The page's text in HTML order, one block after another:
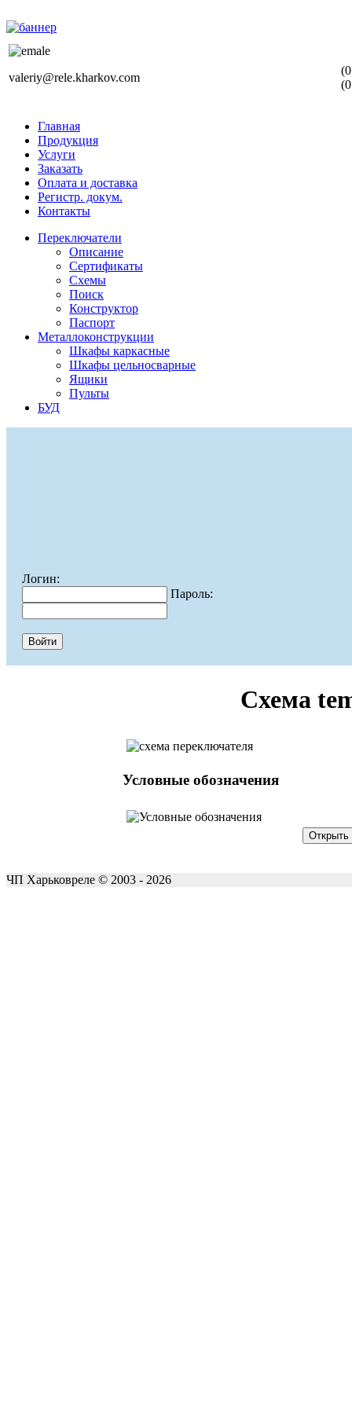
valeriy@rele.kharkov.com
Главная
Продукция
Услуги
Заказать
Оплата и доставка
Регистр. докум.
Контакты
Переключатели
Описание
Сертификаты
Схемы
Поиск
Конструктор
Паспорт
Металлоконструкции
Шкафы каркасные
Шкафы цельносварные
Ящики
Пульты
БУД
Логин:
Пароль:
Схема
Условные обозначения
ЧП Харьковреле © 2003 - 2026